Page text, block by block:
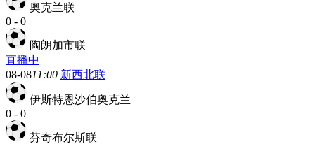
奥克兰联
0 - 0
陶朗加市联
直播中
08-0811:00 新西北联
伊斯特恩沙伯奥克兰
0 - 0
芬奇布尔斯联